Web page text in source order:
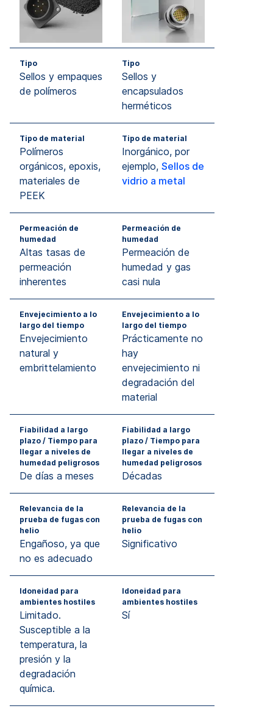
Tipo
Sellos y empaques
de polímeros
Tipo
Sellos y
encapsulados
herméticos
Tipo de material
Polímeros
orgánicos, epoxis,
materiales de
PEEK
Tipo de material
Inorgánico, por
ejemplo, Sellos de
vidrio a metal
Permeación de
humedad
Altas tasas de
permeación
inherentes
Permeación de
humedad
Permeación de
humedad y gas
casi nula
Envejecimiento a lo
largo del tiempo
Envejecimiento
natural y
embrittelamiento
Envejecimiento a lo
largo del tiempo
Prácticamente no
hay
envejecimiento ni
degradación del
material
Fiabilidad a largo
plazo / Tiempo para
llegar a niveles de
humedad peligrosos
De días a meses
Fiabilidad a largo
plazo / Tiempo para
llegar a niveles de
humedad peligrosos
Décadas
Relevancia de la
prueba de fugas con
helio
Engañoso, ya que
no es adecuado
Relevancia de la
prueba de fugas con
helio
Significativo
Idoneidad para
ambientes hostiles
Limitado.
Susceptible a la
temperatura, la
presión y la
degradación
química.
Idoneidad para
ambientes hostiles
Sí